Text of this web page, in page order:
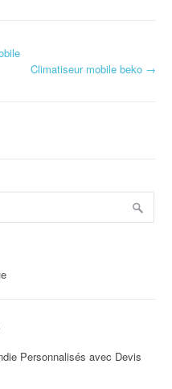
Climatiseur mobile beko →
Personnalisés avec Devis